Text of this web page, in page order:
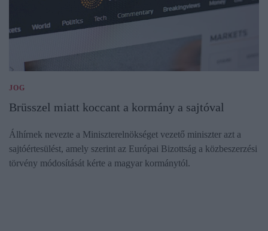
JOG
Brüsszel miatt koccant a kormány a sajtóval
Álhírnek nevezte a Miniszterelnökséget vezető miniszter azt a
sajtóértesülést, amely szerint az Európai Bizottság a közbeszerzési
törvény módosítását kérte a magyar kormánytól.